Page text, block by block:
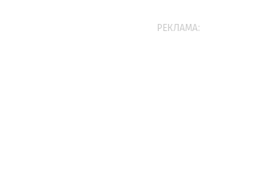
РЕКЛАМА: